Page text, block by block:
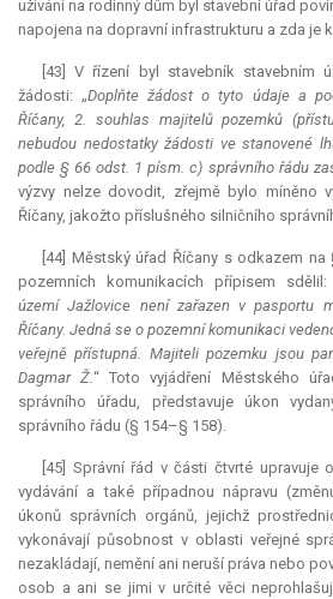
užívání na rodinný dům byl stavební úřad
napojena na dopravní infrastrukturu a zda je
[43] V řízení byl stavebník stavebním
žádosti: „Doplňte žádost o tyto údaje a
Říčany, 2. souhlas majitelů pozemků
nebudou nedostatky žádosti ve stanovené
podle § 66 odst. 1 písm. c) správního řádu
výzvy nelze dovodit, zřejmě bylo míněno
Říčany, jakožto příslušného silničního
[44] Městský úřad Říčany s odkazem
pozemních komunikacích přípisem sdělil:
území Jažlovice není zařazen v pasportu
Říčany. Jedná se o pozemní komunikaci
veřejně přístupná. Majiteli pozemku jsou
Dagmar Ž.“ Toto vyjádření Městského
správního úřadu, představuje úkon
správního řádu (§ 154–§ 158).
[45] Správní řád v části čtvrté upravuje
vydávání a také případnou nápravu
úkonů správních orgánů, jejichž
vykonávají působnost v oblasti veřejné
nezakládají, nemění ani neruší práva nebo
osob a ani se jimi v určité věci